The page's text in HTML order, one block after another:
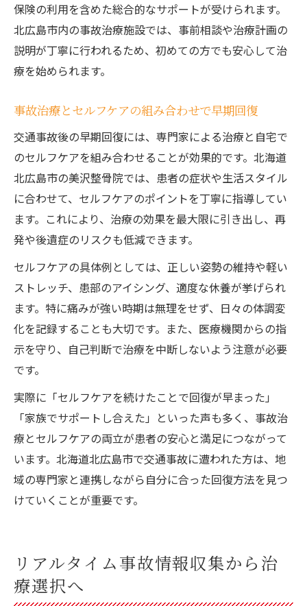
保険の利用を含めた総合的なサポートが受けられます。
北広島市内の事故治療施設では、事前相談や治療計画の
説明が丁寧に行われるため、初めての方でも安心して治
療を始められます。
事故治療とセルフケアの組み合わせで早期回復
交通事故後の早期回復には、専門家による治療と自宅で
のセルフケアを組み合わせることが効果的です。北海道
北広島市の美沢整骨院では、患者の症状や生活スタイル
に合わせて、セルフケアのポイントを丁寧に指導してい
ます。これにより、治療の効果を最大限に引き出し、再
発や後遺症のリスクも低減できます。
セルフケアの具体例としては、正しい姿勢の維持や軽い
ストレッチ、患部のアイシング、適度な休養が挙げられ
ます。特に痛みが強い時期は無理をせず、日々の体調変
化を記録することも大切です。また、医療機関からの指
示を守り、自己判断で治療を中断しないよう注意が必要
です。
実際に「セルフケアを続けたことで回復が早まった」
「家族でサポートし合えた」といった声も多く、事故治
療とセルフケアの両立が患者の安心と満足につながって
います。北海道北広島市で交通事故に遭われた方は、地
域の専門家と連携しながら自分に合った回復方法を見つ
けていくことが重要です。
リアルタイム事故情報収集から治
療選択へ